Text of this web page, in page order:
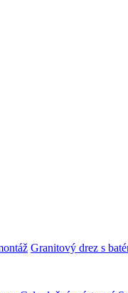
Granitový drez s